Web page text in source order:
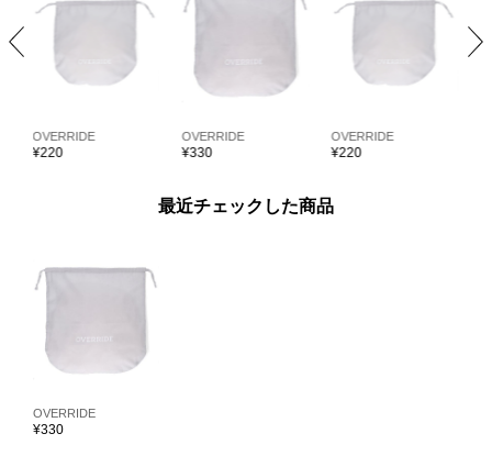
OVERRIDE
¥220
OVERRIDE
¥330
OVERRIDE
¥220
最近チェックした商品
OVERRIDE
¥330